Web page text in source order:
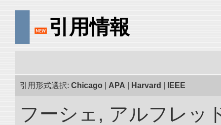
引用情報
引用形式選択: Chicago APA Harvard IEEE
フーシェ, アルフレッ